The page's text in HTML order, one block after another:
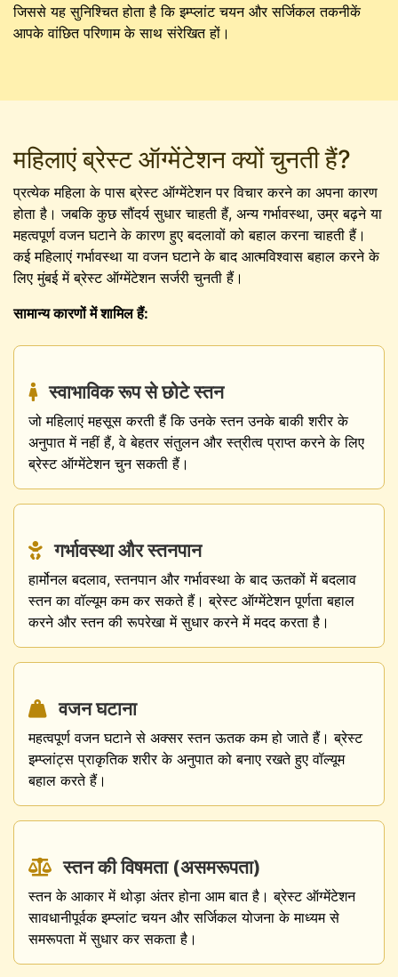
जिससे यह सुनिश्चित होता है कि इम्प्लांट चयन और सर्जिकल तकनीकें
आपके वांछित परिणाम के साथ संरेखित हों।
महिलाएं ब्रेस्ट ऑग्मेंटेशन क्यों चुनती हैं?
प्रत्येक महिला के पास ब्रेस्ट ऑग्मेंटेशन पर विचार करने का अपना कारण
होता है। जबकि कुछ सौंदर्य सुधार चाहती हैं, अन्य गर्भावस्था, उम्र बढ़ने या
महत्वपूर्ण वजन घटाने के कारण हुए बदलावों को बहाल करना चाहती हैं।
कई महिलाएं गर्भावस्था या वजन घटाने के बाद आत्मविश्वास बहाल करने के
लिए मुंबई में ब्रेस्ट ऑग्मेंटेशन सर्जरी चुनती हैं।
सामान्य कारणों में शामिल हैं:
स्वाभाविक रूप से छोटे स्तन
जो महिलाएं महसूस करती हैं कि उनके स्तन उनके बाकी शरीर के
अनुपात में नहीं हैं, वे बेहतर संतुलन और स्त्रीत्व प्राप्त करने के लिए
ब्रेस्ट ऑग्मेंटेशन चुन सकती हैं।
गर्भावस्था और स्तनपान
हार्मोनल बदलाव, स्तनपान और गर्भावस्था के बाद ऊतकों में बदलाव
स्तन का वॉल्यूम कम कर सकते हैं। ब्रेस्ट ऑग्मेंटेशन पूर्णता बहाल
करने और स्तन की रूपरेखा में सुधार करने में मदद करता है।
वजन घटाना
महत्वपूर्ण वजन घटाने से अक्सर स्तन ऊतक कम हो जाते हैं। ब्रेस्ट
इम्प्लांट्स प्राकृतिक शरीर के अनुपात को बनाए रखते हुए वॉल्यूम
बहाल करते हैं।
स्तन की विषमता (असमरूपता)
स्तन के आकार में थोड़ा अंतर होना आम बात है। ब्रेस्ट ऑग्मेंटेशन
सावधानीपूर्वक इम्प्लांट चयन और सर्जिकल योजना के माध्यम से
समरूपता में सुधार कर सकता है।